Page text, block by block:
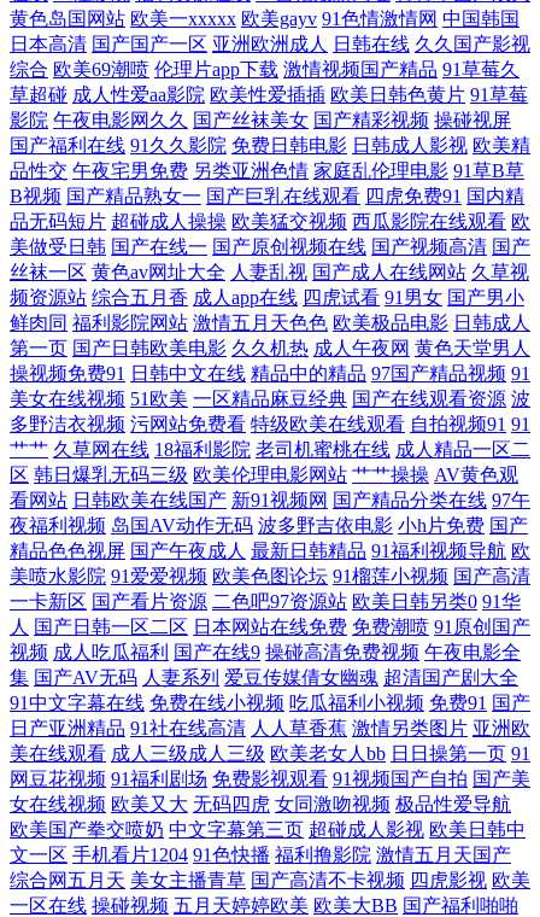
人人摸人人操 麻豆b2b红杏 国产懆懆网 超碰9总站 91色超碰 亚洲爱爱影院
免费 在线91网址 日韩在线导航 伦理片网址 福利啪啪 91网站免费 91午夜
激情 亚洲综合自拍a片 色偷偷影院 欧美另类人与兽 国家密码2 狠狠干狠日
成人电影91 www欧美 自偷自拍做爱 五月天色色区 无码爆乳久久 欧美性
交一二三区 黑丝足交后入 白丝jk后入 在线视频香蕉 91迷奸在线 东京热女
w姦 99麻豆 91黄色小片 午夜少妇秀场Av 无码色导航 日韩高清电影 日本
成人大片 久草狼友 国产传媒合集 丝袜足交影视 成人色网AV 麻豆传媒视
频 日本的A网站 伊人久久网站 老湿影院日本 四虎老司机精品 人妖做爱视
频 蜜桃视频在线观看 美女福利影院 韩日中无码视频 操碰国产 91在线观看
玖玖 91工厂视频网站 一道本大香蕉 无码三级日韩 日本成人A片网站 狼友
免费 欧美A网 久久精品这里18 国产AV五码韩 99热视 亚洲综合日韩在线
亚洲色图另类图 婷婷成人网导航 欧美另类第一区 海角AV 高清伦理 福利1
区 超碰资源总站 操逼导航 91超碰资源站 午夜男人天堂影院 香蕉视频在线
网站 熟妇人妻中文精品 少妇黑料 日韩av欧美免费 欧美资源站 精品成人亚
洲 成人免费在线 91午夜色色 午夜影视91 午夜激情按摩 亚洲黄色网战 四
黄色岛国网站 欧美一xxxxx 欧美gayv 91色情激情网 中国韩国
日本高清 国产国产一区 亚洲欧洲成人 日韩在线 久久国产影视
综合 欧美69潮喷 伦理片app下载 激情视频国产精品 91草莓久
草超碰 成人性爱aa影院 欧美性爱插插 欧美日韩色黄片 91草莓
影院 午夜电影网久久 国产丝袜美女 国产精彩视频 操碰视屏
国产福利在线 91久久影院 免费日韩电影 日韩成人影视 欧美精
品性交 午夜宅男免费 另类亚洲色情 家庭乱伦理电影 91草B草
B视频 国产精品熟女一 国产巨乳在线观看 四虎免费91 国内精
品无码短片 超碰成人操操 欧美猛交视频 西瓜影院在线观看 欧
美做受日韩 国产在线一 国产原创视频在线 国产视频高清 国产
丝袜一区 黄色av网址大全 人妻乱视 国产成人在线网站 久草视
频资源站 综合五月香 成人app在线 四虎试看 91男女 国产男小
鲜肉同 福利影院网站 激情五月天色色 欧美极品电影 日韩成人
第一页 国产日韩欧美电影 久久机热 成人午夜网 黄色天堂男人
操视频免费91 日韩中文在线 精品中的精品 97国产精品视频 91
美女在线视频 51欧美 一区精品麻豆经典 国产在线观看资源 波
多野洁衣视频 污网站免费看 特级欧美在线观看 自拍视频91 91
艹艹 久草网在线 18福利影院 老司机蜜桃在线 成人精品一区二
区 韩日爆乳无码三级 欧美伦理电影网站 艹艹操操 AV黄色观
看网站 日韩欧美在线国产 新91视频网 国产精品分类在线 97午
夜福利视频 岛国AV动作无码 波多野吉依电影 小h片免费 国产
精品色色视屏 国产午夜成人 最新日韩精品 91福利视频导航 欧
美喷水影院 91爱爱视频 欧美色图论坛 91榴莲小视频 国产高清
一卡新区 国产看片资源 二色吧97资源站 欧美日韩另类0 91华
人 国产日韩一区二区 日本网站在线免费 免费潮喷 91原创国产
视频 成人吃瓜福利 国产在线9 操碰高清免费视频 午夜电影全
集 国产AV无码 人妻系列 爱豆传媒倩女幽魂 超清国产剧大全
91中文字幕在线 免费在线小视频 吃瓜福利小视频 免费91 国产
日产亚洲精品 91社在线高清 人人草香蕉 激情另类图片 亚洲欧
美在线观看 成人三级成人三级 欧美老女人bb 日日操第一页 91
网豆花视频 91福利剧场 免费影视观看 91视频国产自拍 国产美
女在线视频 欧美又大 无码四虎 女同激吻视频 极品性爱导航
欧美国产拳交喷奶 中文字幕第三页 超碰成人影视 欧美日韩中
文一区 手机看片1204 91色快播 福利撸影院 激情五月天国产
综合网五月天 美女主播青草 国产高清不卡视频 四虎影视 欧美
一区在线 操碰视频 五月天婷婷欧美 欧美大BB 国产福利啪啪